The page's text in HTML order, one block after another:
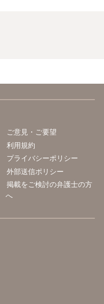
ご意見・ご要望
利用規約
プライバシーポリシー
外部送信ポリシー
掲載をご検討の弁護士の方
へ